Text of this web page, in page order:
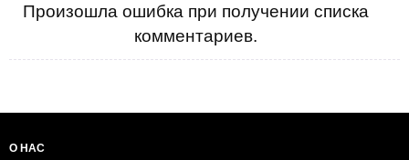
Произошла ошибка при получении списка
комментариев.
О НАС